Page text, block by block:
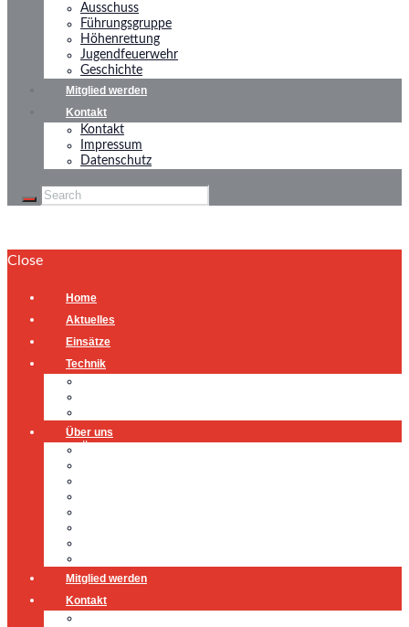
Ausschuss
Führungsgruppe
Höhenrettung
Jugendfeuerwehr
Geschichte
Mitglied werden
Kontakt
Kontakt
Impressum
Datenschutz
Close
Home
Aktuelles
Einsätze
Technik
Über uns
Mitglied werden
Kontakt